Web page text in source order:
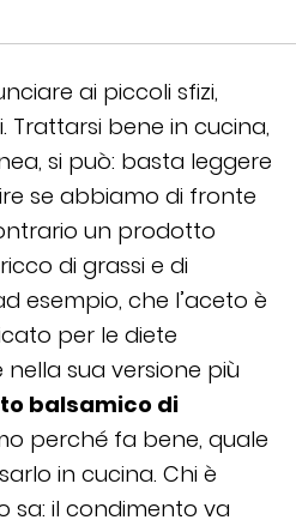
ai piccoli sfizi,
Trattarsi bene in cucina,
si può: basta leggere
se abbiamo di fronte
un prodotto
di grassi e di
esempio, che l’aceto è
per le diete
sua versione più
balsamico di
perché fa bene, quale
in cucina. Chi è
sa: il condimento va